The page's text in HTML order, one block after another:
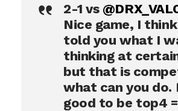
2-1 vs
Nice game, I
told you what I
thinking at
but that is
what can you do.
good to be top4